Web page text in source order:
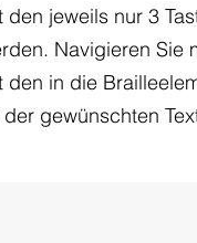
den jeweils nur 3
Navigieren Sie
den in die
gewünschten